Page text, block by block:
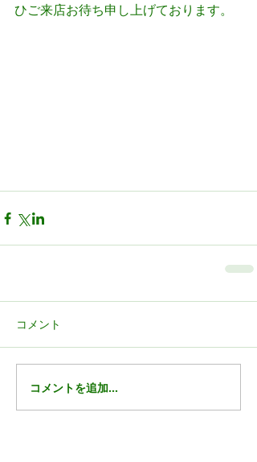
ひご来店お待ち申し上げております。
コメント
コメントを追加…